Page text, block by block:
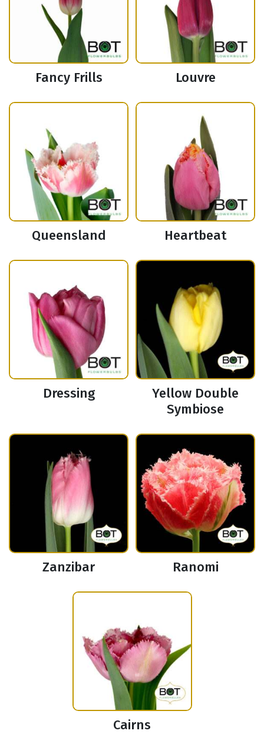
Fancy Frills Louvre
Queensland Heartbeat
Dressing
Yellow Double
Symbiose
Zanzibar Ranomi
Cairns